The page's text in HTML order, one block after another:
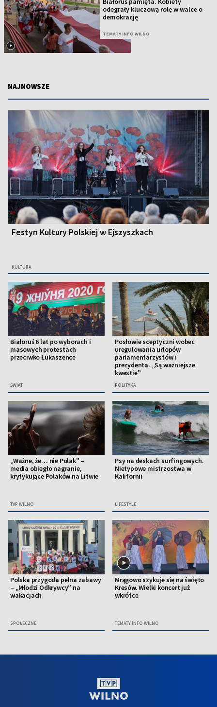
odegrały kluczową rolę w walce o
demokrację
TEMATY INFO WILNO
NAJNOWSZE
Festyn Kultury Polskiej w Ejszyszkach
KULTURA
Białoruś 6 lat po wyborach i
masowych protestach
przeciwko Łukaszence
ŚWIAT
Posłowie sceptyczni wobec
uregulowania urlopów
parlamentarzystów i
prezydenta. „Są ważniejsze
kwestie”
POLITYKA
„Ważne, że… nie Polak” –
media obiegło nagranie,
krytykujące Polaków na Litwie
TVP WILNO
Psy na deskach surfingowych.
Nietypowe mistrzostwa w
Kalifornii
LIFESTYLE
Polska przygoda pełna zabawy
– „Młodzi Odkrywcy” na
wakacjach
SPOŁECZNE
Mrągowo szykuje się na święto
Kresów. Wielki koncert już
wkrótce
TEMATY INFO WILNO